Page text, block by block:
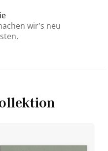
wir’s neu